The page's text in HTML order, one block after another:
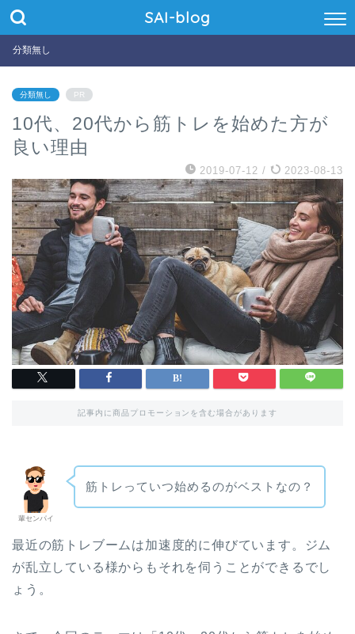
SAI-blog
分類無し
分類無し PR
10代、20代から筋トレを始めた方が
良い理由
2019-07-12 / 2023-08-13
記事内に商品プロモーションを含む場合があります
輩センパイ
筋トレっていつ始めるのがベストなの？
最近の筋トレブームは加速度的に伸びています。ジム
が乱立している様からもそれを伺うことができるでし
ょう。